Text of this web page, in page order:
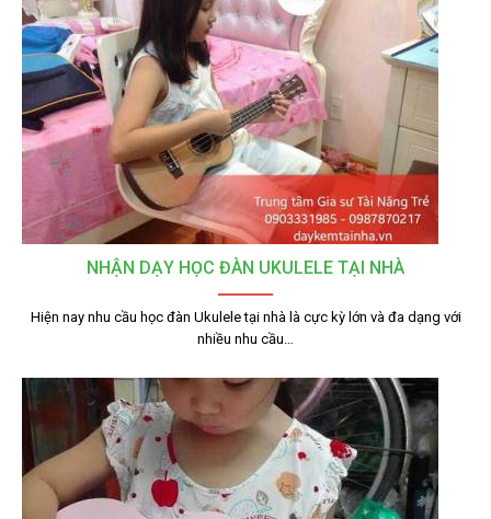
NHẬN DẠY HỌC ĐÀN UKULELE TẠI NHÀ
Hiện nay nhu cầu học đàn Ukulele tại nhà là cực kỳ lớn và đa dạng với
nhiều nhu cầu…